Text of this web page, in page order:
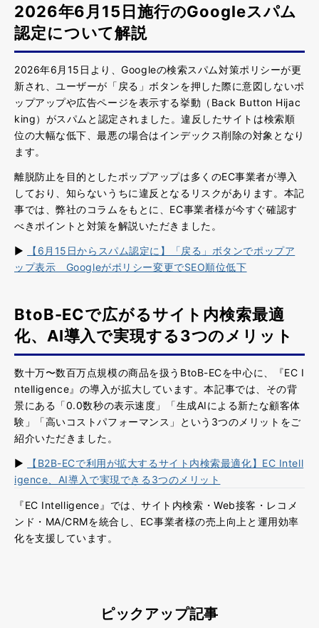
2026年6月15日施行のGoogleスパム
認定について解説
2026年6月15日より、Googleの検索スパム対策ポリシーが更
新され、ユーザーが「戻る」ボタンを押した際に意図しないポ
ップアップや広告ページを表示する挙動（Back Button Hijac
king）がスパムと認定されました。違反したサイトは検索順
位の大幅な低下、最悪の場合はインデックス削除の対象となり
ます。
離脱防止を目的としたポップアップは多くのEC事業者が導入
しており、知らないうちに違反となるリスクがあります。本記
事では、弊社のコラムをもとに、EC事業者様が今すぐ確認す
べきポイントと対策を解説いただきました。
▶
【6月15日からスパム認定に】「戻る」ボタンでポップア
ップ表示 Googleがポリシー変更でSEO順位低下
BtoB-ECで広がるサイト内検索最適
化、AI導入で実現する3つのメリット
数十万〜数百万点規模の商品を扱うBtoB-ECを中心に、『EC I
ntelligence』の導入が拡大しています。本記事では、その背
景にある「0.0数秒の表示速度」「生成AIによる新たな顧客体
験」「高いコストパフォーマンス」という3つのメリットをご
紹介いただきました。
▶
【B2B-ECで利用が拡大するサイト内検索最適化】EC Intell
igence、AI導入で実現できる3つのメリット
『EC Intelligence』では、サイト内検索・Web接客・レコメ
ンド・MA/CRMを統合し、EC事業者様の売上向上と運用効率
化を支援しています。
ピックアップ記事